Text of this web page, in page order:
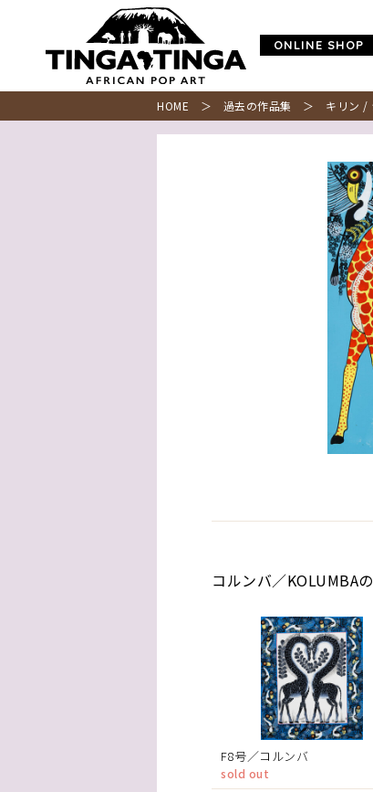
ONLINE SHOP
HOME ＞ 過去の作品集 ＞ キリン /
コルンバ／KOLUMBA
F8号／コルンバ
sold out